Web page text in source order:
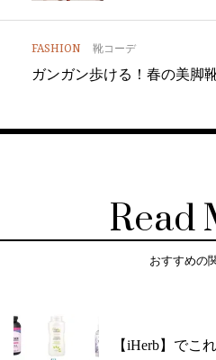
FASHION 靴コーデ
ガンガン歩ける！春の美脚
Read
おすすめの
【iHerb】でこ